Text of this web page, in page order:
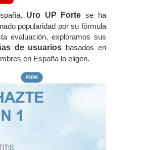
Uro UP Forte se ha
popularidad por su fórmula
evaluación, exploramos sus
de usuarios basados en
en España lo eligen.